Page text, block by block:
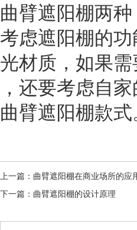
曲臂遮阳棚两
考虑遮阳棚的
光材质，如果
，还要考虑自
曲臂遮阳棚款式
上一篇： 曲臂遮阳棚在商业场所的应
下一篇： 曲臂遮阳棚的设计原理